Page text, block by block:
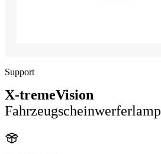
Support
X-tremeVision